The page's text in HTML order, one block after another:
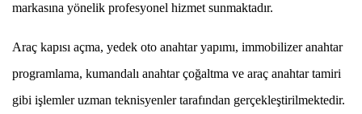
markasına yönelik profesyonel hizmet sunmaktadır.
Araç kapısı açma, yedek oto anahtar yapımı, immobilizer anahtar
programlama, kumandalı anahtar çoğaltma ve araç anahtar tamiri
gibi işlemler uzman teknisyenler tarafından gerçekleştirilmektedir.